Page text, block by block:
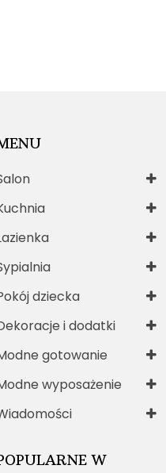
dziecka
i dodatki
gotowanie
wyposażenie
W